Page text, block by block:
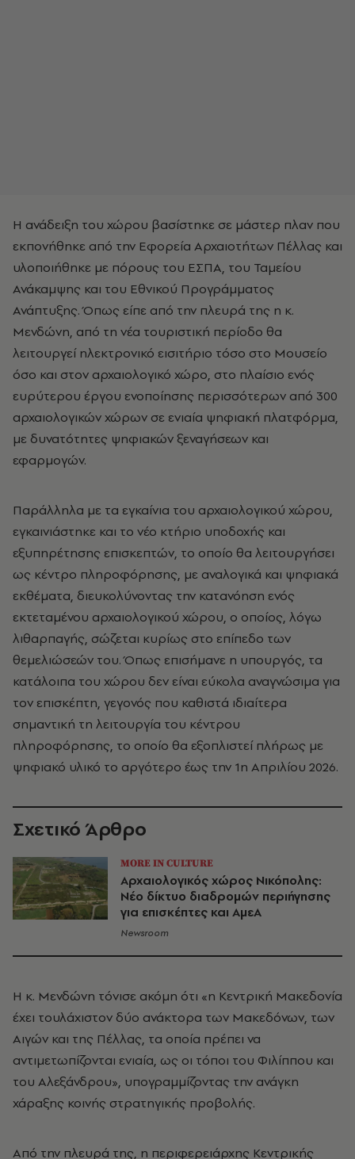
Η ανάδειξη του χώρου βασίστηκε σε μάστερ πλαν που
εκπονήθηκε από την Εφορεία Αρχαιοτήτων Πέλλας και
υλοποιήθηκε με πόρους του ΕΣΠΑ, του Ταμείου
Ανάκαμψης και του Εθνικού Προγράμματος
Ανάπτυξης. Όπως είπε από την πλευρά της η κ.
Μενδώνη, από τη νέα τουριστική περίοδο θα
λειτουργεί ηλεκτρονικό εισιτήριο τόσο στο Μουσείο
όσο και στον αρχαιολογικό χώρο, στο πλαίσιο ενός
ευρύτερου έργου ενοποίησης περισσότερων από 300
αρχαιολογικών χώρων σε ενιαία ψηφιακή πλατφόρμα,
με δυνατότητες ψηφιακών ξεναγήσεων και
εφαρμογών.
Παράλληλα με τα εγκαίνια του αρχαιολογικού χώρου,
εγκαινιάστηκε και το νέο κτήριο υποδοχής και
εξυπηρέτησης επισκεπτών, το οποίο θα λειτουργήσει
ως κέντρο πληροφόρησης, με αναλογικά και ψηφιακά
εκθέματα, διευκολύνοντας την κατανόηση ενός
εκτεταμένου αρχαιολογικού χώρου, ο οποίος, λόγω
λιθαρπαγής, σώζεται κυρίως στο επίπεδο των
θεμελιώσεών του. Όπως επισήμανε η υπουργός, τα
κατάλοιπα του χώρου δεν είναι εύκολα αναγνώσιμα για
τον επισκέπτη, γεγονός που καθιστά ιδιαίτερα
σημαντική τη λειτουργία του κέντρου
πληροφόρησης, το οποίο θα εξοπλιστεί πλήρως με
ψηφιακό υλικό το αργότερο έως την 1η Απριλίου 2026.
Σχετικό Άρθρο
MORE IN CULTURE
Αρχαιολογικός χώρος Νικόπολης:
Νέο δίκτυο διαδρομών περιήγησης
για επισκέπτες και ΑμεΑ
Newsroom
Η κ. Μενδώνη τόνισε ακόμη ότι «η Κεντρική Μακεδονία
έχει τουλάχιστον δύο ανάκτορα των Μακεδόνων, των
Αιγών και της Πέλλας, τα οποία πρέπει να
αντιμετωπίζονται ενιαία, ως οι τόποι του Φιλίππου και
του Αλεξάνδρου», υπογραμμίζοντας την ανάγκη
χάραξης κοινής στρατηγικής προβολής.
Από την πλευρά της, η περιφερειάρχης Κεντρικής